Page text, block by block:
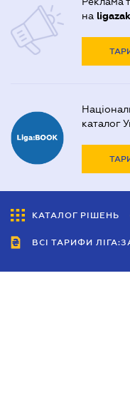
на
каталог
КАТАЛОГ РІШЕНЬ
ВСІ ТАРИФИ